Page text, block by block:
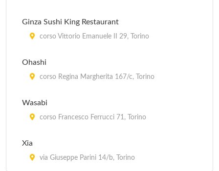
Ginza Sushi King Restaurant
corso Vittorio Emanuele II 29, Torino
Ohashi
corso Regina Margherita 167/c, Torino
Wasabi
corso Francesco Ferrucci 71, Torino
Xia
via Giuseppe Parini 14/b, Torino